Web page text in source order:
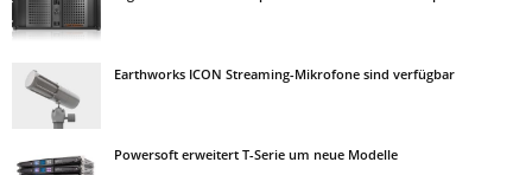
Earthworks ICON Streaming-Mikrofone sind verfügbar
Powersoft erweitert T-Serie um neue Modelle